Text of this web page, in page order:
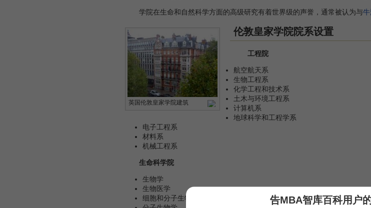
学院在生命和自然科学方面的高级研究有着世界级的声誉，通常被认为与
英国伦敦皇家学院建筑
伦敦皇家学院院系设置
工程院
航空航天系
生物工程系
化学工程和技术系
土木与环境工程系
计算机系
地球科学和工程学系
电子工程系
材料系
机械工程系
生命科学院
生物学
生物医学
细胞和分子生物学
告MBA智库百科用户